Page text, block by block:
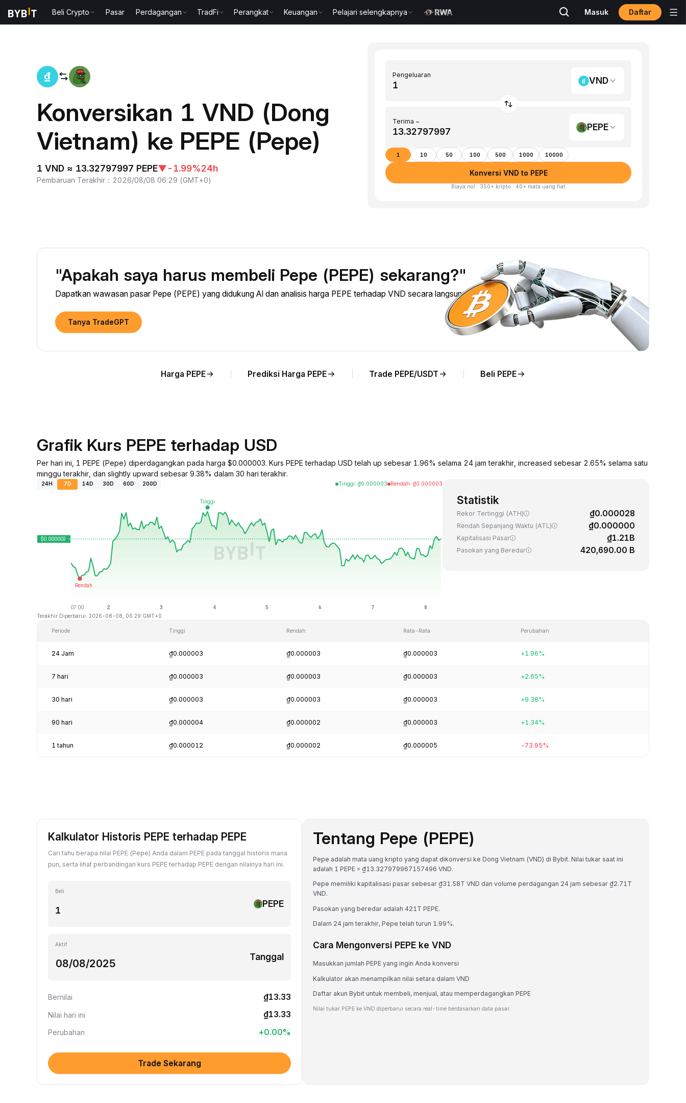
Beli Crypto Pasar Perdagangan TradFi Perangkat Keuangan Pelajari selengkapnya Masuk Daftar
Konversikan 1 VND (Dong
Vietnam) ke PEPE (Pepe)
1 VND ≈ 13.32797997 PEPE▼-1.99%24h
Pembaruan Terakhir ： 2026/08/08 06:29 (GMT+0)
Pengeluaran
VND
Terima ~
PEPE
1 10 50 100 500 1000 10000
Konversi VND to PEPE
Biaya nol · 350+ kripto · 40+ mata uang fiat
"Apakah saya harus membeli Pepe (PEPE) sekarang?"
Dapatkan wawasan pasar Pepe (PEPE) yang didukung AI dan analisis harga PEPE terhadap VND secara langsung.
Tanya TradeGPT
Harga PEPE Prediksi Harga PEPE Trade PEPE/USDT Beli PEPE
Grafik Kurs PEPE terhadap USD
Per hari ini, 1 PEPE (Pepe) diperdagangkan pada harga $0.000003. Kurs PEPE terhadap USD telah up sebesar 1.96% selama 24 jam terakhir, increased sebesar 2.65% selama satu
minggu terakhir, dan slightly upward sebesar 9.38% dalam 30 hari terakhir.
24H 7D 14D 30D 60D 200D Tinggi: ₫0.000003 Rendah: ₫0.000003
Terakhir Diperbarui: 2026-08-08, 06:29 GMT+0
Statistik
Rekor Tertinggi (ATH) ₫0.000028
Rendah Sepanjang Waktu (ATL) ₫0.000000
Kapitalisasi Pasar ₫1.21B
Pasokan yang Beredar 420,690.00 B
Periode Tinggi Rendah Rata-Rata Perubahan
24 Jam ₫0.000003 ₫0.000003 ₫0.000003 +1.96%
7 hari ₫0.000003 ₫0.000003 ₫0.000003 +2.65%
30 hari ₫0.000003 ₫0.000003 ₫0.000003 +9.38%
90 hari ₫0.000004 ₫0.000002 ₫0.000003 +1.34%
1 tahun ₫0.000012 ₫0.000002 ₫0.000005 -73.95%
Kalkulator Historis PEPE terhadap PEPE
Cari tahu berapa nilai PEPE (Pepe) Anda dalam PEPE pada tanggal historis mana
pun, serta lihat perbandingan kurs PEPE terhadap PEPE dengan nilainya hari ini.
Beli
PEPE
Aktif
Tanggal
Bernilai ₫13.33
Nilai hari ini ₫13.33
Perubahan +0.00%
Trade Sekarang
Tentang Pepe (PEPE)
Pepe adalah mata uang kripto yang dapat dikonversi ke Dong Vietnam (VND) di Bybit. Nilai tukar saat ini
adalah 1 PEPE = ₫13.327979967157496 VND.
Pepe memiliki kapitalisasi pasar sebesar ₫31.58T VND dan volume perdagangan 24 jam sebesar ₫2.71T
VND.
Pasokan yang beredar adalah 421T PEPE.
Dalam 24 jam terakhir, Pepe telah turun 1.99%.
Cara Mengonversi PEPE ke VND
Masukkan jumlah PEPE yang ingin Anda konversi
Kalkulator akan menampilkan nilai setara dalam VND
Daftar akun Bybit untuk membeli, menjual, atau memperdagangkan PEPE
Nilai tukar PEPE ke VND diperbarui secara real-time berdasarkan data pasar.